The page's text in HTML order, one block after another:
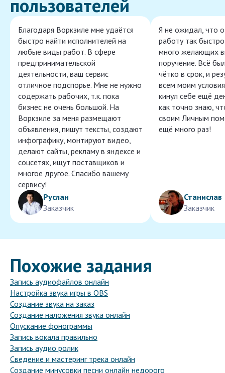
пользователей
Благодаря Воркзиле мне удаётся
быстро найти исполнителей на
любые виды работ. В сфере
предпринимательской
деятельности, ваш сервис
отличное подспорье. Мне не нужно
содержать рабочих, т.к. пока
бизнес не очень большой. На
Воркзиле за меня размещают
объявления, пишут тексты, создают
инфографику, монтируют видео,
делают сайты, рекламу в яндексе и
соцсетях, ищут поставщиков и
многое другое. Спасибо вашему
сервису!
Руслан
Заказчик
Я не ожидал, что
работу так
много желающих
поручение. Всё
чётко в срок, и
всем моим
кинул себе ещё
как точно знаю,
своим Личным
ещё много раз!
Станислав
Заказчик
Похожие задания
Запись аудиофайлов онлайн
Настройка звука игры в OBS
Создание звука на заказ
Создание наложения звука онлайн
Опускание фонограммы
Запись вокала правильно
Запись аудио ролик
Сведение и мастеринг трека онлайн
Создание минусовки песни онлайн недорого